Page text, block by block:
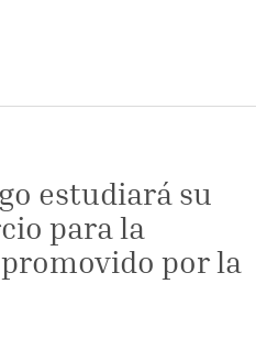
estudiará su
para la
por la